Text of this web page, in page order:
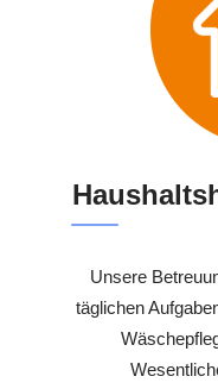
Unsere
täglichen